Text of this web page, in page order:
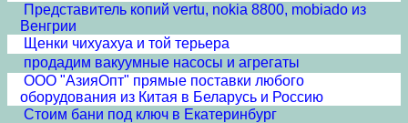
Представитель копий vertu, nokia 8800, mobiado из
Венгрии
Щенки чихуахуа и той терьера
продадим вакуумные насосы и агрегаты
ООО "АзияОпт" прямые поставки любого
оборудования из Китая в Беларусь и Россию
Стоим бани под ключ в Екатеринбург